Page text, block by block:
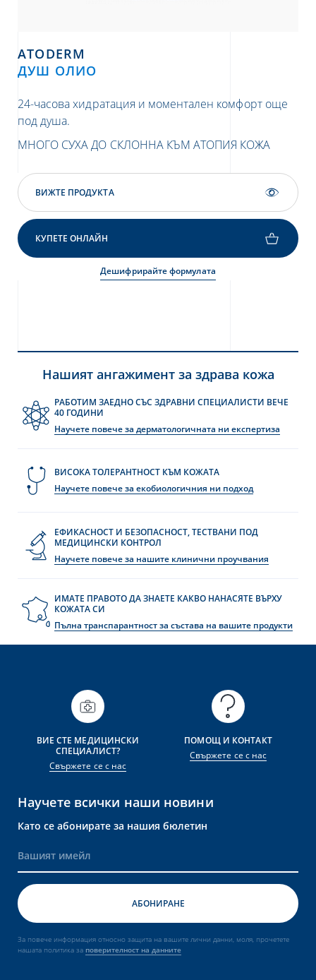
ATODERM
ДУШ ОЛИО
24-часова хидратация и моментален комфорт още
под душа.
МНОГО СУХА ДО СКЛОННА КЪМ АТОПИЯ КОЖА
ВИЖТЕ ПРОДУКТА
КУПЕТЕ ОНЛАЙН
Дешифрирайте формулата
Нашият ангажимент за здрава кожа
РАБОТИМ ЗАЕДНО СЪС ЗДРАВНИ СПЕЦИАЛИСТИ ВЕЧЕ
40 ГОДИНИ
Научете повече за дерматологичната ни експертиза
ВИСОКА ТОЛЕРАНТНОСТ КЪМ КОЖАТА
Научете повече за екобиологичния ни подход
ЕФИКАСНОСТ И БЕЗОПАСНОСТ, ТЕСТВАНИ ПОД
МЕДИЦИНСКИ КОНТРОЛ
Научете повече за нашите клинични проучвания
ИМАТЕ ПРАВОТО ДА ЗНАЕТЕ КАКВО НАНАСЯТЕ ВЪРХУ
КОЖАТА СИ
Пълна транспарантност за състава на вашите продукти
ВИЕ СТЕ МЕДИЦИНСКИ
СПЕЦИАЛИСТ?
Свържете се с нас
ПОМОЩ И КОНТАКТ
Свържете се с нас
Научете всички наши новини
Като се абонирате за нашия бюлетин
За повече информация относно защита на вашите лични данни, моля, прочетете
нашата политика за поверителност на данните